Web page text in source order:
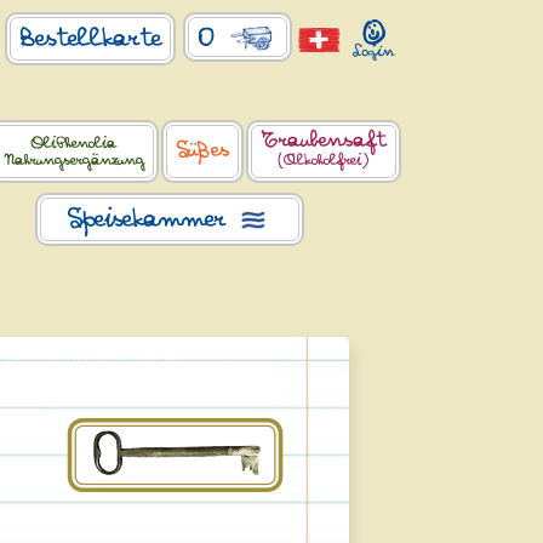
0
Bestellkarte
OliPhenolia
Nahrungsergänzung
Süßes Traubensaft
(Alkoholfrei)
Speisekammer